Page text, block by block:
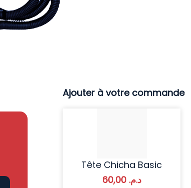
Ajouter à votre commande
Tête Chicha Basic
د.م. 60,00